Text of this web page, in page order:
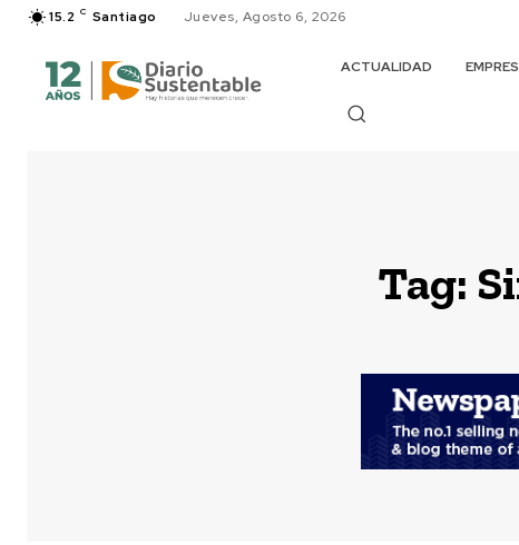
15.2 C Santiago Jueves, Agosto 6, 2026
ACTUALIDAD
Tag: